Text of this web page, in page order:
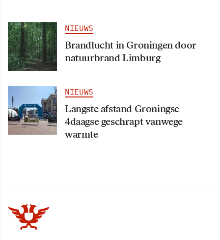
NIEUWS
Brandlucht in Groningen door
natuurbrand Limburg
NIEUWS
Langste afstand Groningse
4daagse geschrapt vanwege
warmte